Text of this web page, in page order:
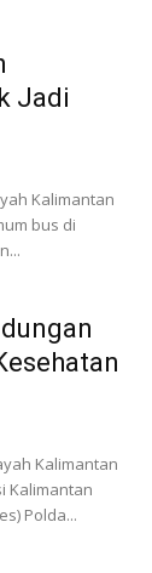
Jadi
Kalimantan
bus di
Kalimantan
Kalimantan
Polda...